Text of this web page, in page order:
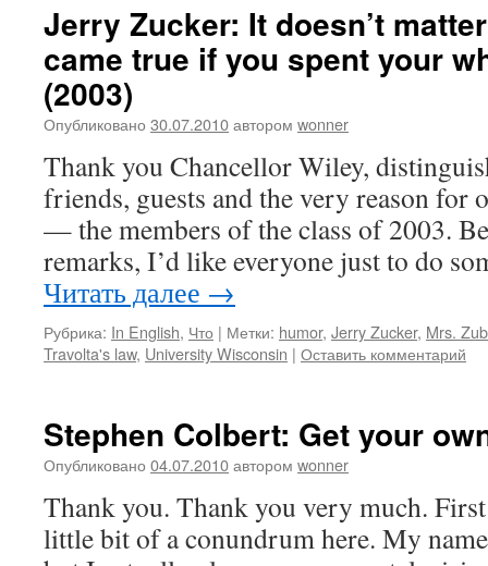
Jerry Zucker: It doesn’t
came true if you spent your
(2003)
Опубликовано 30.07.2010автором wonner
Thank you Chancellor Wiley,
friends, guests and the very reason for
— the members of the class of 2003.
remarks, I’d like everyone just to do
Читать далее →
Рубрика: In English, Что | Метки: humor, Jerry Zucker, Mrs.
Travolta's law, University Wisconsin | Оставить комментарий
Stephen Colbert: Get your
Опубликовано 04.07.2010автором wonner
Thank you. Thank you very much.
little bit of a conundrum here. My